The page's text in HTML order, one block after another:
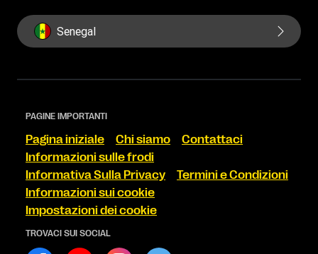
Senegal
PAGINE IMPORTANTI
Pagina iniziale Chi siamo
Contattaci
Informazioni sulle frodi
Informativa Sulla Privacy
Termini e Condizioni
Informazioni sui cookie
Impostazioni dei cookie
TROVACI SUI SOCIAL